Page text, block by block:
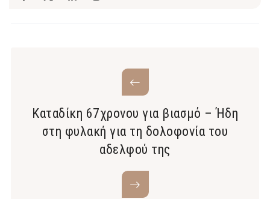
Καταδίκη 67χρονου για βιασμό – Ήδη
στη φυλακή για τη δολοφονία του
αδελφού της